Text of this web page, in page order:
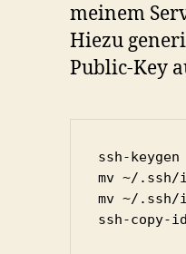
meinem
Hiezu
Public-Key
ssh-
mv ~/.ssh/
mv ~/.ssh/
ssh-copy-